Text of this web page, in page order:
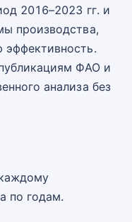
2016–2023 гг. и
производства,
ФАО и
анализа без
по годам.